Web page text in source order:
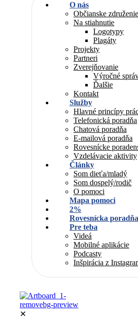
O nás
Občianske združenie
Na stiahnutie
Logotypy
Plagáty
Projekty
Partneri
Zverejňovanie
Výročné
Ďalšie
Kontakt
Služby
Hlavné princípy
Telefonická poradňa
Chatová poradňa
E-mailová poradňa
Rovesnícke
Vzdelávacie aktivity
Články
Som dieťa/mladý
Som dospelý/rodič
O pomoci
Mapa pomoci
2%
Rovesnícka poradňa
Pre teba
Videá
Mobilné aplikácie
Podcasty
Inšpirácia z
✕